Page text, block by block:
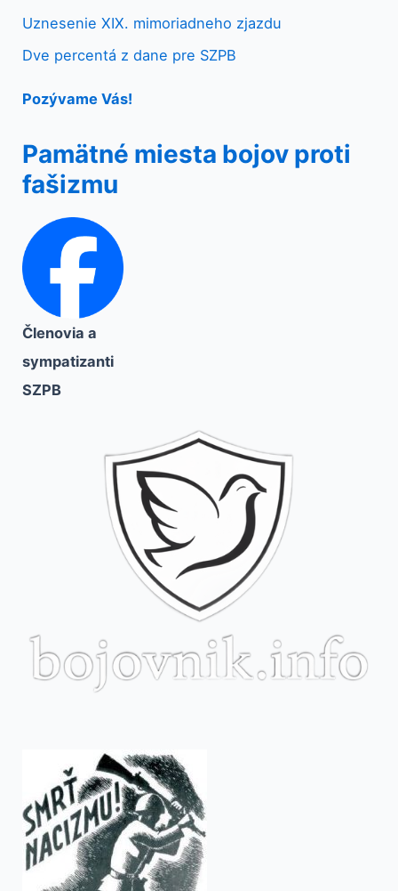
Uznesenie XIX. mimoriadneho zjazdu
Dve percentá z dane pre SZPB
Pozývame Vás!
Pamätné miesta bojov proti
fašizmu
Členovia a
sympatizanti
SZPB